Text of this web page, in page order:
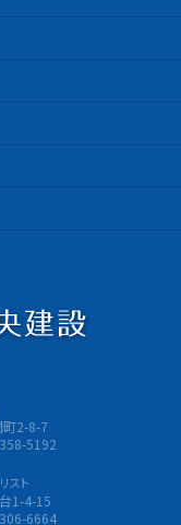
町2-8-7
5192
スト
1-4-15
6664